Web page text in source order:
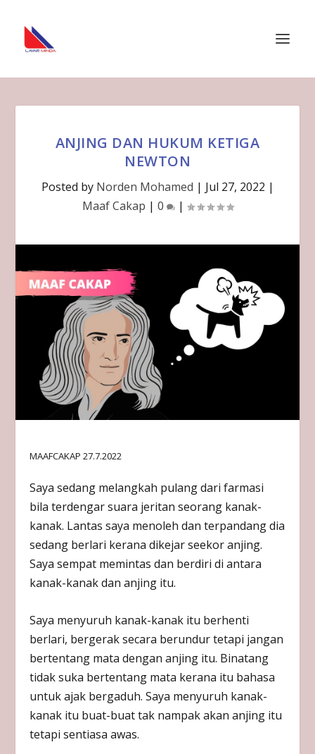
ANJING DAN HUKUM KETIGA
NEWTON
Posted by Norden Mohamed | Jul 27, 2022 |
Maaf Cakap | 0 |
MAAFCAKAP 27.7.2022
Saya sedang melangkah pulang dari farmasi
bila terdengar suara jeritan seorang kanak-
kanak. Lantas saya menoleh dan terpandang dia
sedang berlari kerana dikejar seekor anjing.
Saya sempat memintas dan berdiri di antara
kanak-kanak dan anjing itu.
Saya menyuruh kanak-kanak itu berhenti
berlari, bergerak secara berundur tetapi jangan
bertentang mata dengan anjing itu. Binatang
tidak suka bertentang mata kerana itu bahasa
untuk ajak bergaduh. Saya menyuruh kanak-
kanak itu buat-buat tak nampak akan anjing itu
tetapi sentiasa awas.